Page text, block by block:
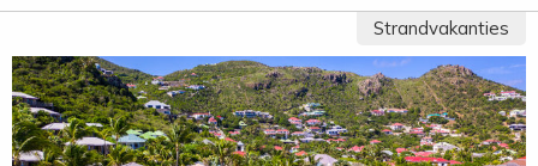
Strandvakanties